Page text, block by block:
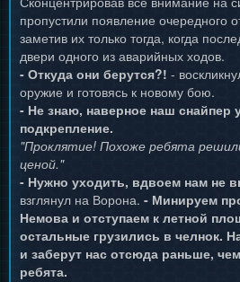
пропустили появление очередного
заметив их только тогда, когда
двери одного из аварийных ходов.
- Откуда они берутся?! -
оружие и готовясь к новому бою.
- Не знаю, наверное наш снайпер
подкрепление.
"Проклятие! Похоже ребята
ценой."
- Нужно уходить, вдвоем нам не
взглянул на Ворона. - Минируем
Немова и отступаем к летной
остальные грузились в челнок.
и заберут нас отсюда раньше,
ребята.